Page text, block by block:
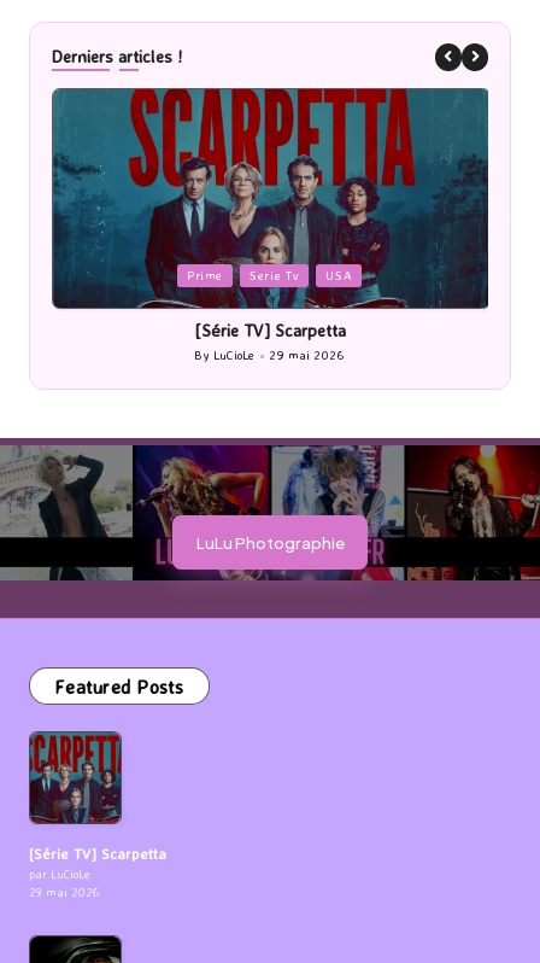
Derniers articles !
Posted
in
Prime Serie Tv USA
[Série TV] Scarpetta
Posted
by
By LuCioLe 29 mai 2026
LuLu Photographie
Featured Posts
[Série TV] Scarpetta
par LuCioLe
29 mai 2026